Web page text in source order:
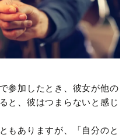
参加したとき、彼女が他の
と、彼はつまらないと感じ
もありますが、「自分のと